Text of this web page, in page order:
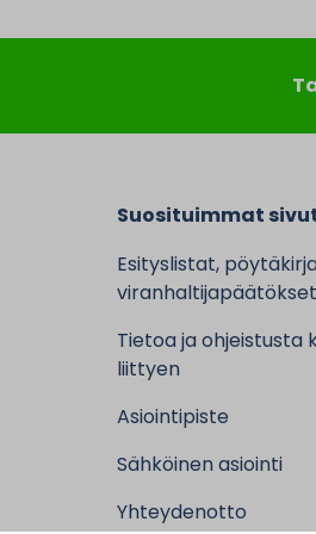
Suosituimmat
Esityslistat,
Tietoa ja ohjeistusta
liittyen
Asiointipiste
Sähköinen asiointi
Yhteydenotto